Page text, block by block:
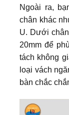
Ngoài ra,
chân khác
U. Dưới
20mm để
tách không
loại vách
bàn chắc